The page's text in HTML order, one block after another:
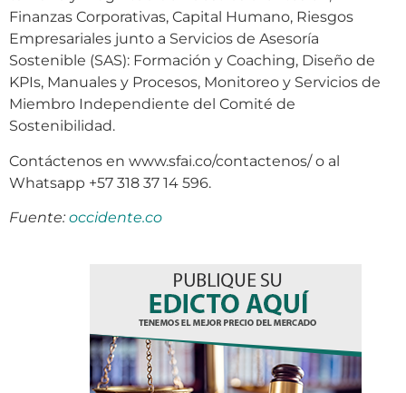
Finanzas Corporativas, Capital Humano, Riesgos
Empresariales junto a Servicios de Asesoría
Sostenible (SAS): Formación y Coaching, Diseño de
KPIs, Manuales y Procesos, Monitoreo y Servicios de
Miembro Independiente del Comité de
Sostenibilidad.
Contáctenos en www.sfai.co/contactenos/ o al
Whatsapp +57 318 37 14 596.
Fuente:occidente.co